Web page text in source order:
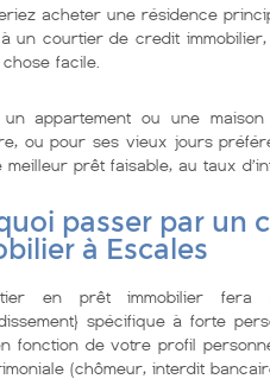
acheter une résidence
un courtier de credit
facile.
appartement ou une
ou pour ses vieux jours
meilleur prêt faisable, au taux
passer par un
à Escales
en prêt immobilier fera
spécifique à forte
fonction de votre profil
(chômeur, interdit